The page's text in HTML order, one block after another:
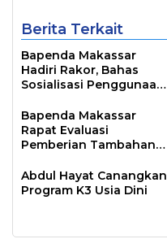
Berita Terkait
Bapenda Makassar
Hadiri Rakor, Bahas
Sosialisasi Penggunaan
Pajak
Bapenda Makassar
Rapat Evaluasi
Pemberian Tambahan
Abdul Hayat Canangkan
Program K3 Usia Dini